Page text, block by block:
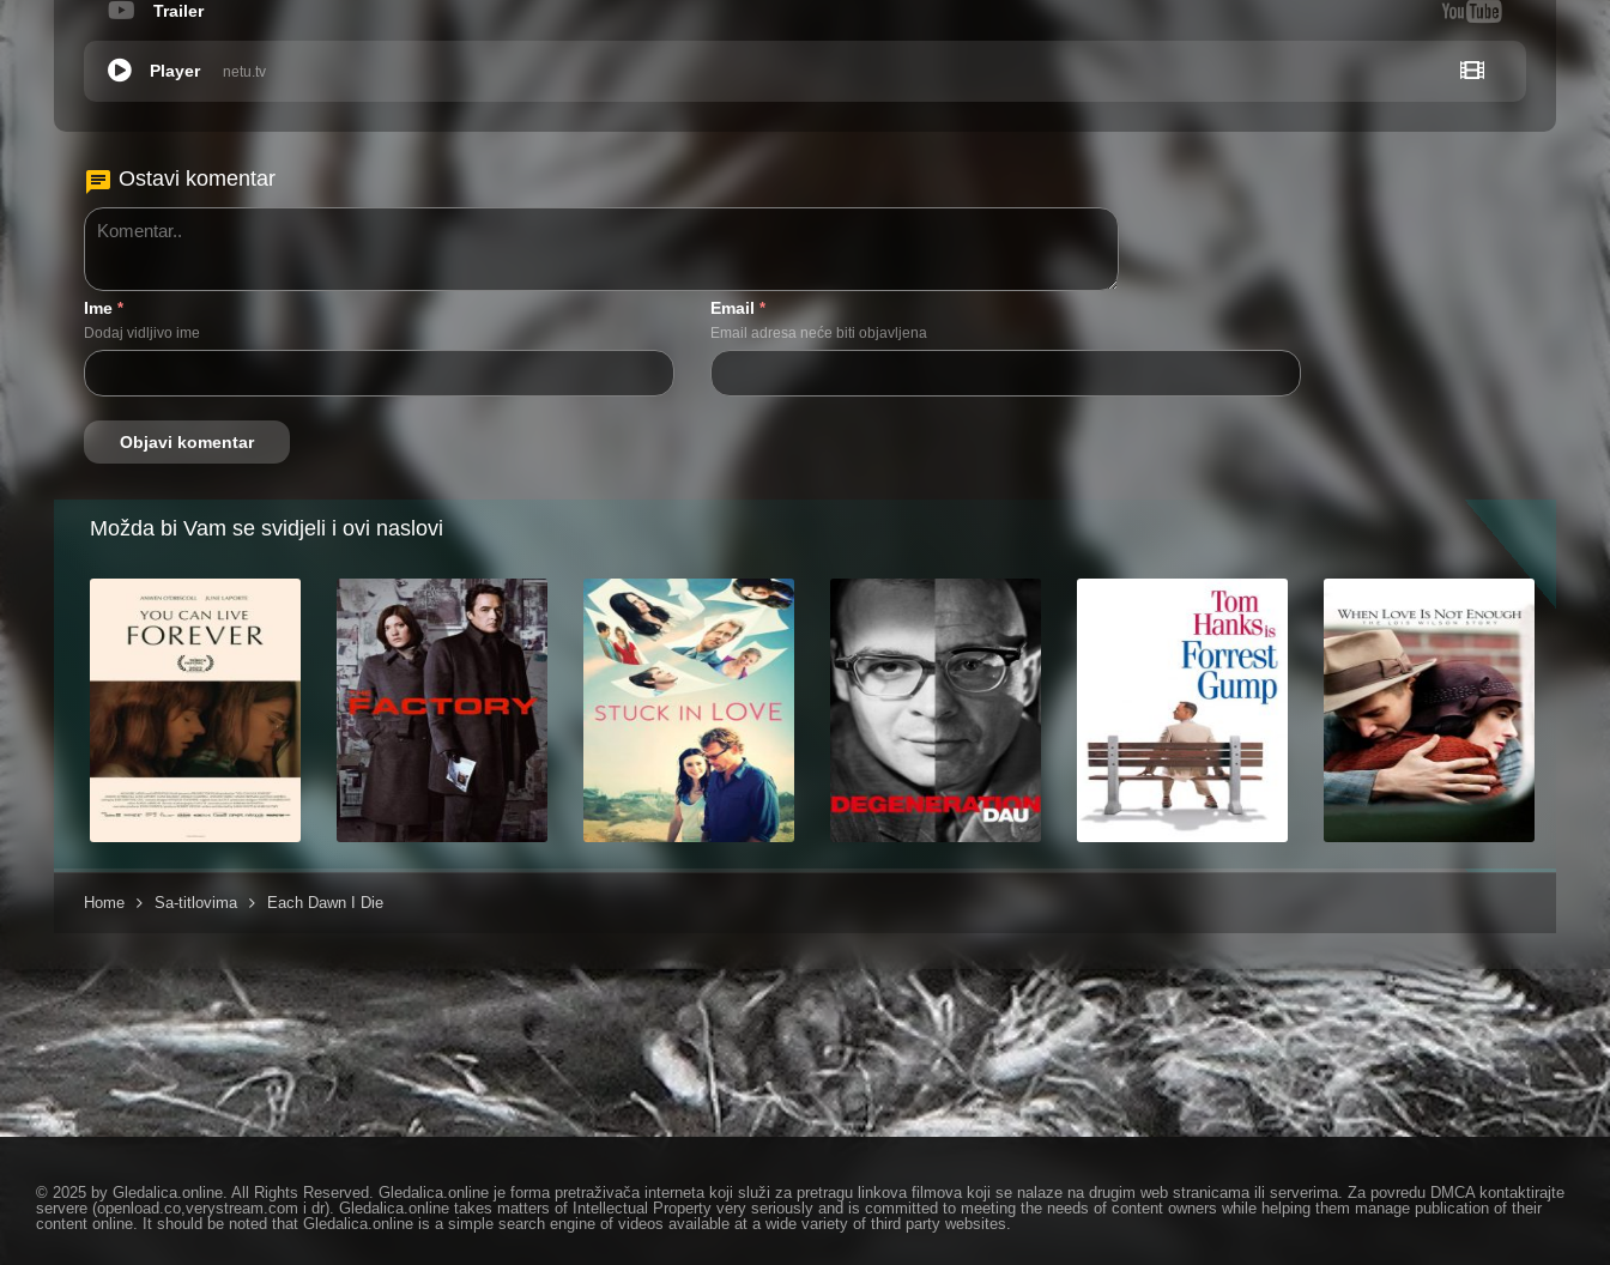
Trailer
netu.tv
Player
Ostavi komentar
Ime *
Dodaj vidljivo ime
Email *
Email adresa neće biti objavljena
Možda bi Vam se svidjeli i ovi naslovi
Home Sa-titlovima Each Dawn I Die
© 2025 by Gledalica.online. All Rights Reserved. Gledalica.online je forma pretraživača interneta koji služi za pretragu linkova filmova koji se nalaze na drugim web stranicama ili serverima. Za povredu DMCA kontaktirajte
servere (openload.co,verystream.com i dr). Gledalica.online takes matters of Intellectual Property very seriously and is committed to meeting the needs of content owners while helping them manage publication of their
content online. It should be noted that Gledalica.online is a simple search engine of videos available at a wide variety of third party websites.